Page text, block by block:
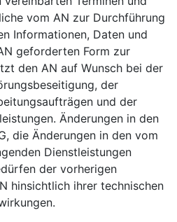
vom AN zur Durchführung
Informationen, Daten und
geforderten Form zur
den AN auf Wunsch bei der
der
und der
Änderungen in den
die Änderungen in den vom
Dienstleistungen
der vorherigen
hinsichtlich ihrer technischen